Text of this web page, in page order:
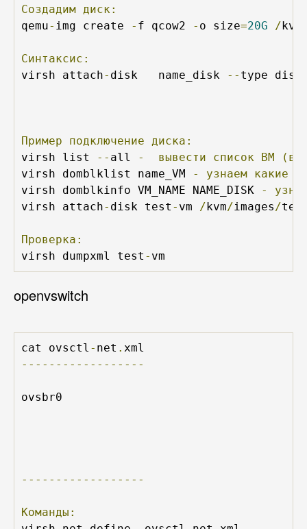
Создадим диск:
qemu- img create - f qcow2 - o size=20G /kvm
Синтаксис:
virsh attach- disk name_disk -- type
Пример подключение
диска:
virsh list
-- all - вывести список ВМ
virsh domblklist name_VM
- узнаем какие
virsh domblkinfo VM_NAME NAME_DISK
-
virsh attach- disk test - vm /kvm/images /
Проверка:
virsh dumpxml test - vm
openvswitch
cat ovsctl - net .
------------------
ovsbr0
------------------
Команды: